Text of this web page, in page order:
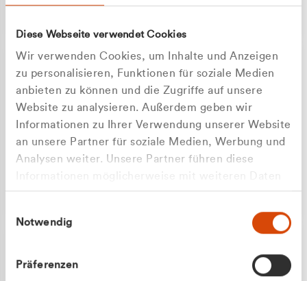
Diese Webseite verwendet Cookies
Wir verwenden Cookies, um Inhalte und Anzeigen
zu personalisieren, Funktionen für soziale Medien
anbieten zu können und die Zugriffe auf unsere
Website zu analysieren. Außerdem geben wir
Informationen zu Ihrer Verwendung unserer Website
an unsere Partner für soziale Medien, Werbung und
Analysen weiter. Unsere Partner führen diese
zusammen, die Sie ihnen bereitgestellt haben oder
gesammelt haben.
Notwendig
Präferenzen
Zu welcher Kundengruppe
Apilash Balanesan